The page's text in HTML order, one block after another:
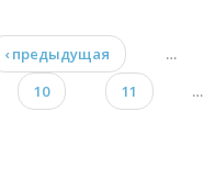
‹ предыдущая …
10
11 …